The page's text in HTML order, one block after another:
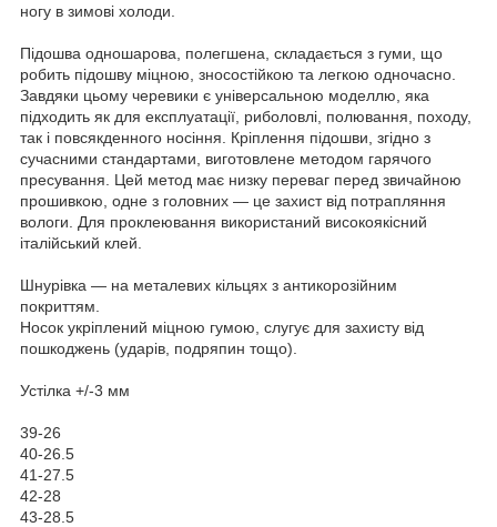
ногу в зимові холоди.
Підошва одношарова, полегшена, складається з гуми, що
робить підошву міцною, зносостійкою та легкою одночасно.
Завдяки цьому черевики є універсальною моделлю, яка
підходить як для експлуатації, риболовлі, полювання, походу,
так і повсякденного носіння. Кріплення підошви, згідно з
сучасними стандартами, виготовлене методом гарячого
пресування. Цей метод має низку переваг перед звичайною
прошивкою, одне з головних — це захист від потрапляння
вологи. Для проклеювання використаний високоякісний
італійський клей.
Шнурівка — на металевих кільцях з антикорозійним
покриттям.
Носок укріплений міцною гумою, слугує для захисту від
пошкоджень (ударів, подряпин тощо).
Устілка +/-3 мм
39-26
40-26.5
41-27.5
42-28
43-28.5